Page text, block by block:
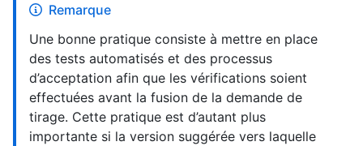
Remarque
Une bonne pratique consiste à mettre en place
des tests automatisés et des processus
d’acceptation afin que les vérifications soient
effectuées avant la fusion de la demande de
tirage. Cette pratique est d’autant plus
importante si la version suggérée vers laquelle